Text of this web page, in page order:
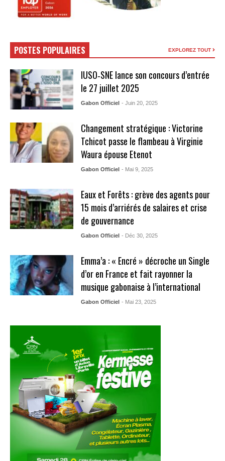
POSTES POPULAIRES EXPLOREZ TOUT
IUSO‑SNE lance son concours d’entrée
le 27 juillet 2025
Gabon Officiel - Juin 20, 2025
Changement stratégique : Victorine
Tchicot passe le flambeau à Virginie
Waura épouse Etenot
Gabon Officiel - Mai 9, 2025
Eaux et Forêts : grève des agents pour
15 mois d’arriérés de salaires et crise
de gouvernance
Gabon Officiel - Déc 30, 2025
Emma’a : « Encré » décroche un Single
d’or en France et fait rayonner la
musique gabonaise à l’international
Gabon Officiel - Mai 23, 2025